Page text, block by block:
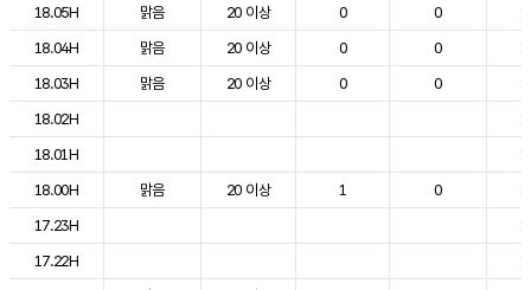
18.05H
맑음 20 이상 0 0
18.04H
맑음 20 이상 0 0
18.03H
맑음 20 이상 0 0
18.02H
18.01H
18.00H
맑음 20 이상 1 0
17.23H
17.22H